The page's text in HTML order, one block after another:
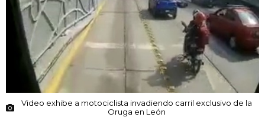
Video exhibe a motociclista invadiendo carril exclusivo de la
Oruga en León